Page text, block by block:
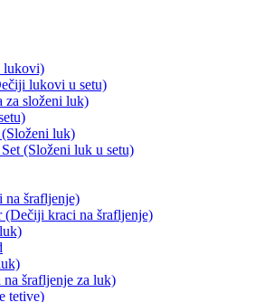
lukovi)
lukovi u setu)
za složeni luk)
luk)
(Složeni luk u setu)
na šrafljenje)
(Dečiji kraci na šrafljenje)
na šrafljenje za luk)
tetive)